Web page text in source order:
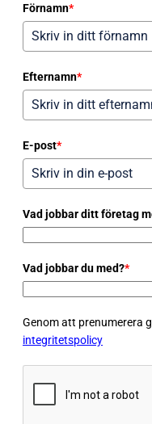
Förnamn*
Efternamn*
E-post*
Vad jobbar ditt företag
Vad jobbar du med?*
Genom att prenumerera
integritetspolicy